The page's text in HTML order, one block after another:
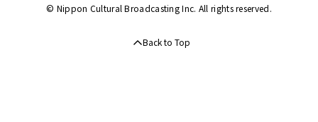
© Nippon Cultural Broadcasting Inc. All rights reserved.
Back to Top